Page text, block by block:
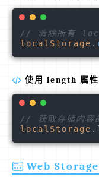
// 清除所有
localStorage .
使用 length 属性
// 获取存储内容
localStorage .
Web